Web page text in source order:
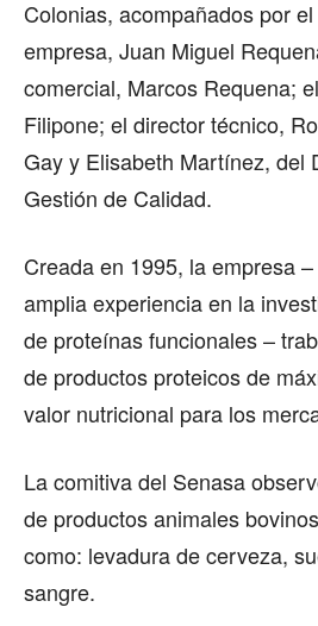
Colonias, acompañados por
empresa, Juan Miguel
comercial, Marcos Requena;
Filipone; el director técnico,
Gay y Elisabeth Martínez, del
Gestión de Calidad.
Creada en 1995, la empresa
amplia experiencia en la
de proteínas funcionales –
de productos proteicos de
valor nutricional para los
La comitiva del Senasa
de productos animales
como: levadura de cerveza,
sangre.